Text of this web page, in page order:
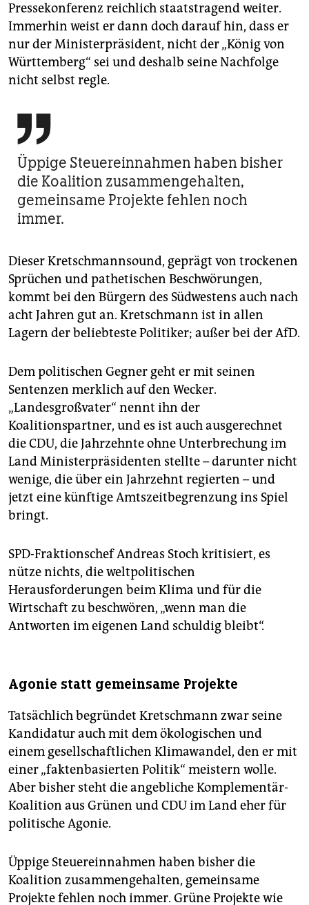
Pressekonferenz reichlich staatstragend weiter.
Immerhin weist er dann doch darauf hin, dass er
nur der Ministerpräsident, nicht der „König von
Württemberg“ sei und deshalb seine Nachfolge
nicht selbst regle.

Üppige Steuereinnahmen haben bisher
die Koalition zusammengehalten,
gemeinsame Projekte fehlen noch
immer.
Dieser Kretschmannsound, geprägt von trockenen
Sprüchen und pathetischen Beschwörungen,
kommt bei den Bürgern des Südwestens auch nach
acht Jahren gut an. Kretschmann ist in allen
Lagern der beliebteste Politiker; außer bei der AfD.
Dem politischen Gegner geht er mit seinen
Sentenzen merklich auf den Wecker.
„Landesgroßvater“ nennt ihn der
Koalitionspartner, und es ist auch ausgerechnet
die CDU, die Jahrzehnte ohne Unterbrechung im
Land Ministerpräsidenten stellte – darunter nicht
wenige, die über ein Jahrzehnt regierten – und
jetzt eine künftige Amtszeitbegrenzung ins Spiel
bringt.
SPD-Fraktionschef Andreas Stoch kritisiert, es
nütze nichts, die weltpolitischen
Herausforderungen beim Klima und für die
Wirtschaft zu beschwören, „wenn man die
Antworten im eigenen Land schuldig bleibt“.
Agonie statt gemeinsame Projekte
Tatsächlich begründet Kretschmann zwar seine
Kandidatur auch mit dem ökologischen und
einem gesellschaftlichen Klimawandel, den er mit
einer „faktenbasierten Politik“ meistern wolle.
Aber bisher steht die angebliche Komplementär-
Koalition aus Grünen und CDU im Land eher für
politische Agonie.
Üppige Steuereinnahmen haben bisher die
Koalition zusammengehalten, gemeinsame
Projekte fehlen noch immer. Grüne Projekte wie